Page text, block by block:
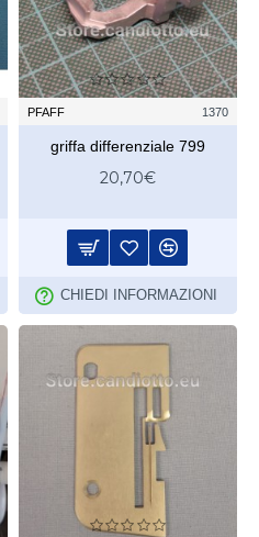
PFAFF 1370
griffa differenziale 799
20,70€
CHIEDI INFORMAZIONI